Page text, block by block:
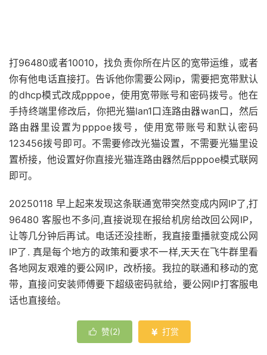
打96480或者10010，找负责你所在片区的宽带运维，或者
你有他电话直接打。告诉他你需要公网ip，需要把宽带默认
的dhcp模式改成pppoe，使用宽带账号和密码拨号。他在
手持终端里修改后，你把光猫lan1口连路由器wan口，然后
路由器里设置为pppoe拨号，使用宽带账号和默认密码
123456拨号即可。不需要修改光猫设置，不需要光猫里设
置桥接，他设置好你直接光猫连路由器然后pppoe模式联网
即可。
20250118 早上起来发现这条联通宽带突然变成内网IP了,打
96480 客服也不多问,直接说现在报给机房给改回公网IP，
让等几分钟后再试。电话还没挂断，我直接重播就变成公网
IP了. 真是每个地方的政策和要求不一样,天天在飞牛群里看
各地网友艰难的要公网IP，改桥接。我拉的联通和移动的宽
带，直接问安装师傅要下超级密码就给，要公网IP打客服电
话也直接给。
 赞(2)  打赏